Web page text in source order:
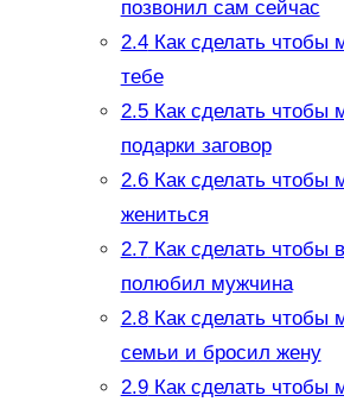
позвонил сам сейчас
2.4Как сделать чтобы
тебе
2.5Как сделать чтобы
подарки заговор
2.6Как сделать чтобы
жениться
2.7Как сделать чтобы
полюбил мужчина
2.8Как сделать чтобы
семьи и бросил жену
2.9Как сделать чтобы